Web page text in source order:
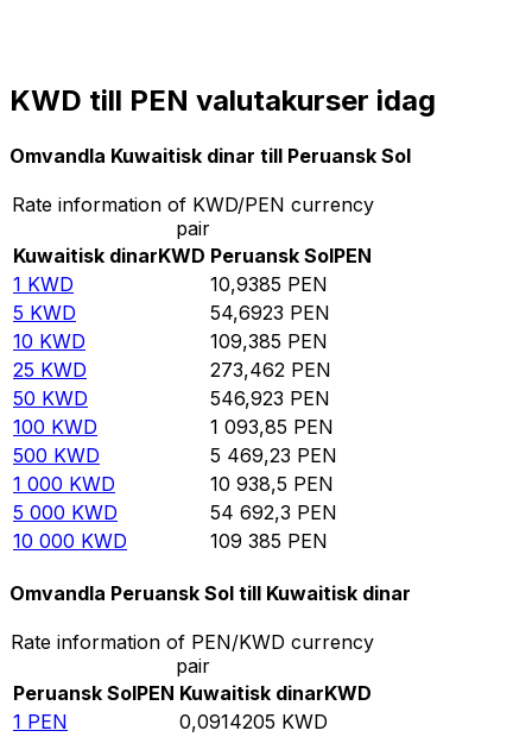
KWD till PEN valutakurser idag
Omvandla Kuwaitisk dinar till Peruansk Sol
Rate information of KWD/PEN currency
pair
Kuwaitisk dinarKWD Peruansk SolPEN
1 KWD 10,9385 PEN
5 KWD 54,6923 PEN
10 KWD 109,385 PEN
25 KWD 273,462 PEN
50 KWD 546,923 PEN
100 KWD 1 093,85 PEN
500 KWD 5 469,23 PEN
1 000 KWD 10 938,5 PEN
5 000 KWD 54 692,3 PEN
10 000 KWD 109 385 PEN
Omvandla Peruansk Sol till Kuwaitisk dinar
Rate information of PEN/KWD currency
pair
Peruansk SolPEN Kuwaitisk dinarKWD
1 PEN 0,0914205 KWD